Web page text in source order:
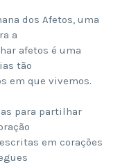
dos Afetos, uma
a
afetos é uma
tão
em que vivemos.
para partilhar
em corações